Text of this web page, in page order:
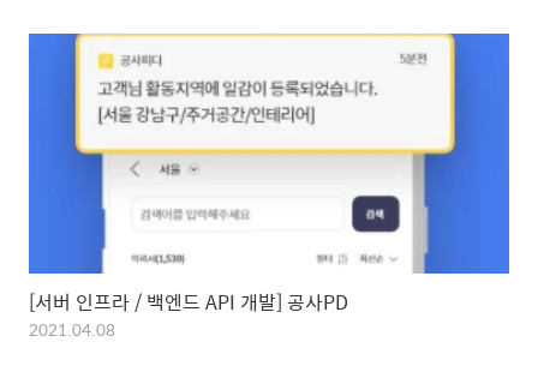
[서버 인프라 / 백엔드 API 개발] 공사PD
2021.04.08